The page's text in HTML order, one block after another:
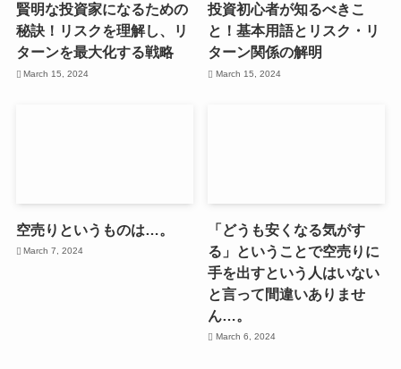
賢明な投資家になるための
秘訣！リスクを理解し、リ
ターンを最大化する戦略
March 15, 2024
投資初心者が知るべきこ
と！基本用語とリスク・リ
ターン関係の解明
March 15, 2024
空売りというものは…。
March 7, 2024
「どうも安くなる気がす
る」ということで空売りに
手を出すという人はいない
と言って間違いありませ
ん…。
March 6, 2024